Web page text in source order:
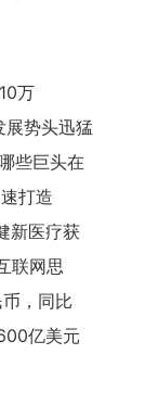
万
展势头迅猛
些巨头在
打造
新医疗获
联网思
，同比
亿美元